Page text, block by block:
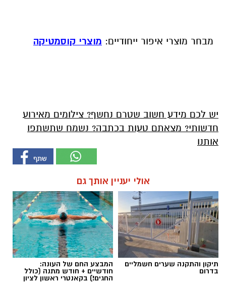
מבחר מוצרי איפור ייחודיים: מוצרי קוסמטיקה
יש לכם מידע חשוב שטרם נחשף? צילומים מאירוע
חדשותי? מצאתם טעות בכתבה? נשמח שתשתפו
אותנו
אולי יעניין אותך גם
תיקון והתקנה שערים חשמליים
בדרום
המבצע החם של העונה:
חודשיים + חודש מתנה (כולל
החגים!) בקאנטרי ראשון לציון